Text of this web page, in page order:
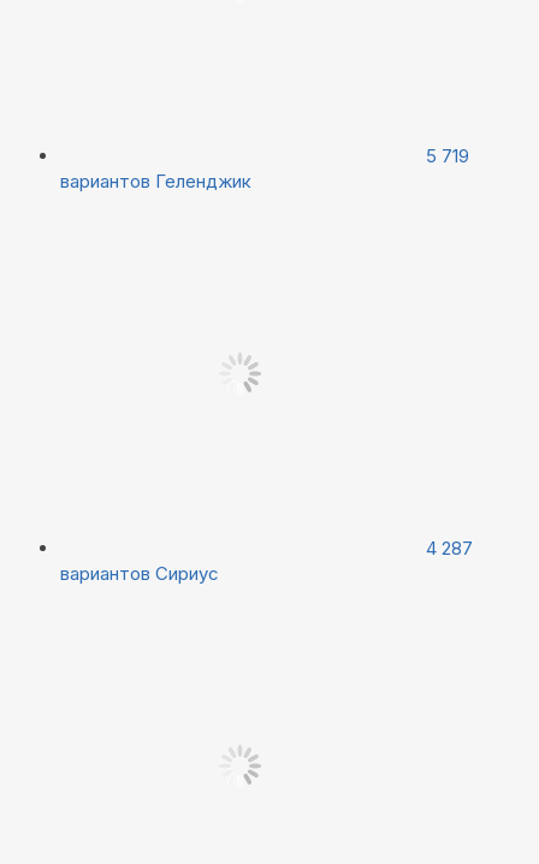
5 719
вариантов Геленджик
4 287
вариантов Сириус